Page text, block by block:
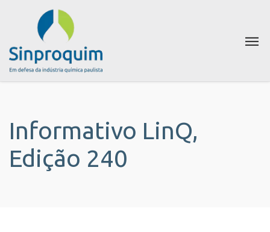
Informativo LinQ,
Edição 240